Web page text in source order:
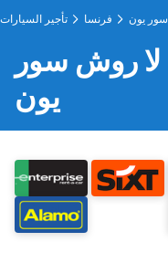
تأجير السيارات فرنسا يون
لا روش سور
يون